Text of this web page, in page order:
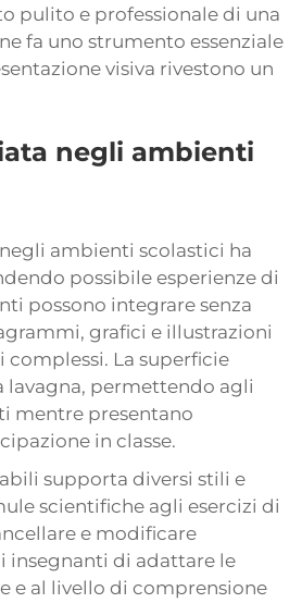
pulito e professionale di una
fa uno strumento essenziale
visiva rivestono un
negli ambienti
ambienti scolastici ha
possibile esperienze di
possono integrare senza
grafici e illustrazioni
La superficie
permettendo agli
mentre presentano
in classe.
supporta diversi stili e
scientifiche agli esercizi di
e modificare
insegnanti di adattare le
e al livello di comprensione